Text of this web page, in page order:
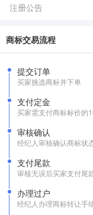
注册公告
商标交易流程
提交订单
买家挑选商标并下单
支付定金
买家需支付商标标价的
审核确认
经纪人审核确认商标状
支付尾款
审核无误后买家支付尾
办理过户
经纪人办理商标转让手